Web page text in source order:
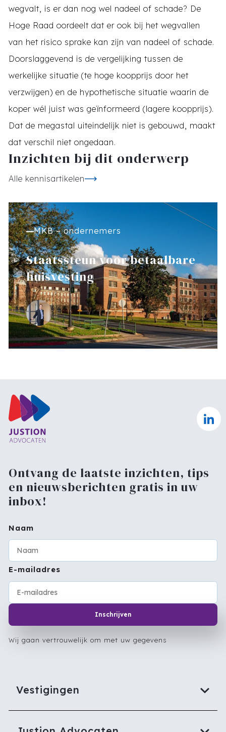
wegvalt, is er dan nog wel nadeel of schade? De
Hoge Raad oordeelt dat er ook bij het wegvallen
van het risico sprake kan zijn van nadeel of schade.
Doorslaggevend is de vergelijking tussen de
werkelijke situatie (te hoge koopprijs door het
verzwijgen) en de hypothetische situatie waarin de
koper wél juist was geïnformeerd (lagere koopprijs).
Dat de megastal uiteindelijk niet is gebouwd, maakt
dat verschil niet ongedaan.
Inzichten bij dit onderwerp
Alle kennisartikelen
MKB – ondernemers
Staatssteun voor betaalbare
huisvesting
Vestigingen
Ontvang de laatste inzichten, tips
en nieuwsberichten gratis in uw
inbox!
Naam
E-mailadres
Inschrijven
Wij gaan vertrouwelijk om met uw gegevens